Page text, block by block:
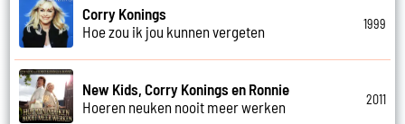
Corry Konings
Hoe zou ik jou kunnen vergeten
1999
New Kids, Corry Konings en Ronnie
Hoeren neuken nooit meer werken
2011